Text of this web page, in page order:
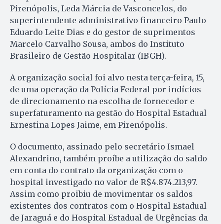
Pirenópolis, Leda Márcia de Vasconcelos, do
superintendente administrativo financeiro Paulo
Eduardo Leite Dias e do gestor de suprimentos
Marcelo Carvalho Sousa, ambos do Instituto
Brasileiro de Gestão Hospitalar (IBGH).
A organização social foi alvo nesta terça-feira, 15,
de uma operação da Polícia Federal por indícios
de direcionamento na escolha de fornecedor e
superfaturamento na gestão do Hospital Estadual
Ernestina Lopes Jaime, em Pirenópolis.
O documento, assinado pelo secretário Ismael
Alexandrino, também proíbe a utilização do saldo
em conta do contrato da organização com o
hospital investigado no valor de R$4.874.213,97.
Assim como proibiu de movimentar os saldos
existentes dos contratos com o Hospital Estadual
de Jaraguá e do Hospital Estadual de Urgências da